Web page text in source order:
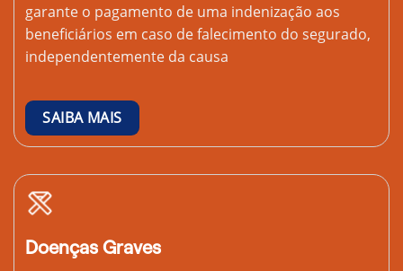
garante o pagamento de uma indenização aos
beneficiários em caso de falecimento do segurado,
independentemente da causa
SAIBA MAIS
Doenças Graves